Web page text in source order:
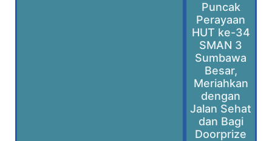
Puncak
Perayaan
HUT ke-34
SMAN 3
Sumbawa
Besar,
Meriahkan
dengan
Jalan Sehat
dan Bagi
Doorprize